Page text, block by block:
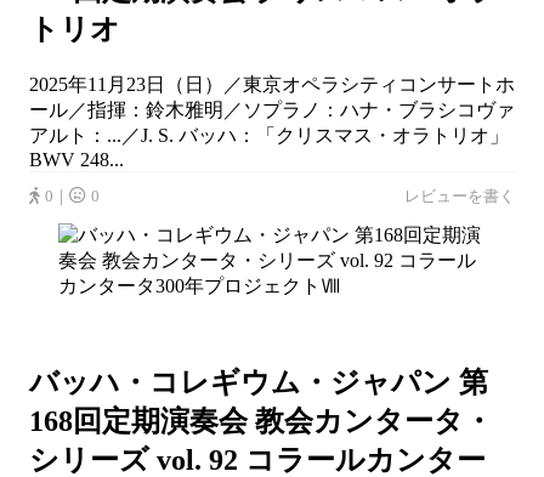
トリオ
2025年11月23日（日）／東京オペラシティコンサートホ
ール／指揮：鈴木雅明／ソプラノ：ハナ・ブラシコヴァ
アルト：...／J. S. バッハ：「クリスマス・オラトリオ」
BWV 248...
0｜ 0 レビューを書く
バッハ・コレギウム・ジャパン 第
168回定期演奏会 教会カンタータ・
シリーズ vol. 92 コラールカンター